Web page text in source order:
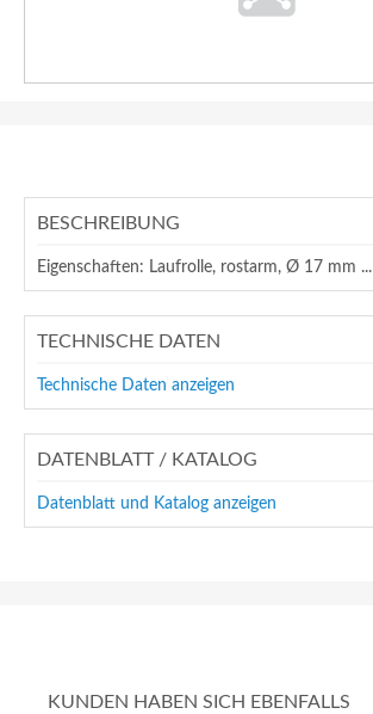
BESCHREIBUNG
Eigenschaften: Laufrolle, rostarm, Ø 17 mm ...
TECHNISCHE DATEN
Technische Daten anzeigen
DATENBLATT / KATALOG
Datenblatt und Katalog anzeigen
KUNDEN HABEN SICH EBENFALLS